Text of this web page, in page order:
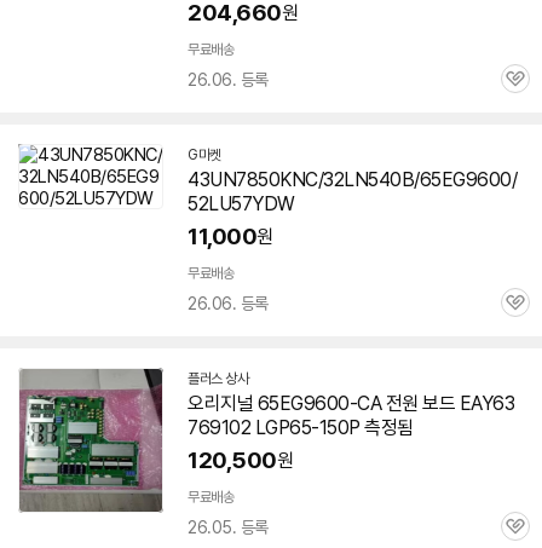
204,660원
무료배송
26.06. 등록
관
G마켓
43UN7850KNC/32LN540B/65EG9600/
52LU57YDW
11,000원
무료배송
26.06. 등록
관
플러스 상사네
이
버
이
오리지널 65EG9600-CA 전원 보드 EAY63
769102 LGP65-150P 측정됨
120,500원
무료배송
26.05. 등록
관